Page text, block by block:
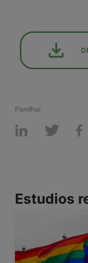
Partilhar
Estudios